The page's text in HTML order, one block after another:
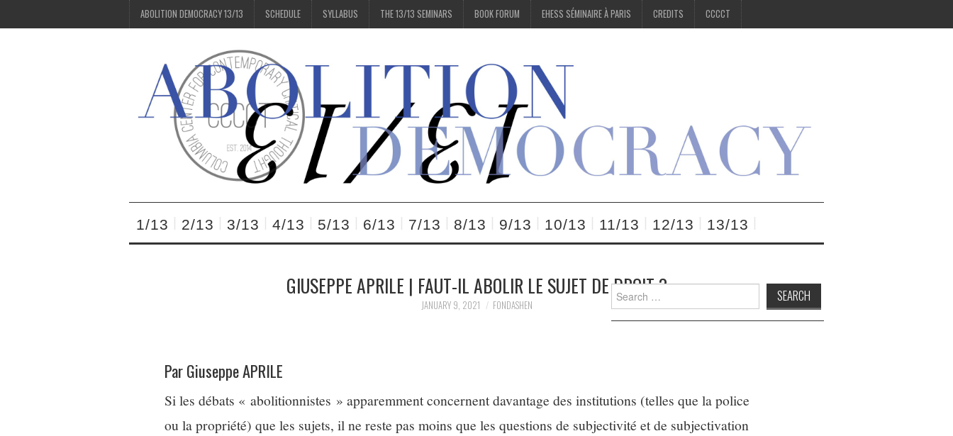
ABOLITION DEMOCRACY 13/13 SCHEDULE SYLLABUS THE 13/13 SEMINARS BOOK FORUM EHESS SÉMINAIRE À PARIS CREDITS CCCCT
1/13 2/13 3/13 4/13 5/13 6/13 7/13 8/13 9/13 10/13 11/13 12/13 13/13
GIUSEPPE APRILE | FAUT-IL ABOLIR LE SUJET DE DROIT ?
JANUARY 9, 2021 FONDASHEN
Par Giuseppe APRILE
Si les débats « abolitionnistes » apparemment concernent davantage des institutions (telles que la police
ou la propriété) que les sujets, il ne reste pas moins que les questions de subjectivité et de subjectivation
Search
for: